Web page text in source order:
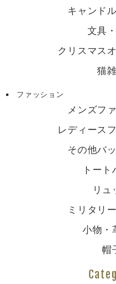
キャンド
文具
クリスマス
猫
ファッション
メンズフ
レディース
その他バ
トー
リュ
ミリタリ
小物・
帽